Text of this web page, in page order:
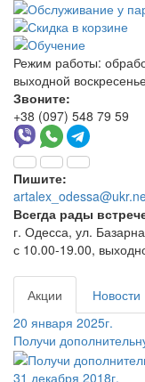
Режим работы:
выходной
Звоните:
+38 (097) 548 79 59
Пишите:
Всегда рады
г. Одесса, ул.
с 10.00-19.00,
Акции Новости
20 января 2025г.
Получи
31 декабря 2018г.